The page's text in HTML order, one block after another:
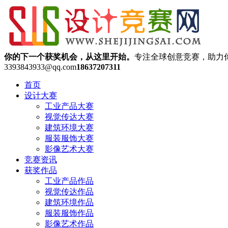
你的下一个获奖机会，从这里开始。 专注全球创意竞赛，助力
3393843933@qq.com18637207311
首页
设计大赛
工业产品大赛
视觉传达大赛
建筑环境大赛
服装服饰大赛
影像艺术大赛
竞赛资讯
获奖作品
工业产品作品
视觉传达作品
建筑环境作品
服装服饰作品
影像艺术作品